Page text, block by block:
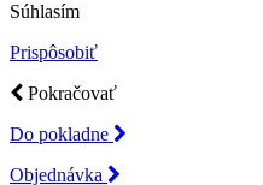
Súhlasím
Prispôsobiť
Pokračovať
Do pokladne
Objednávka